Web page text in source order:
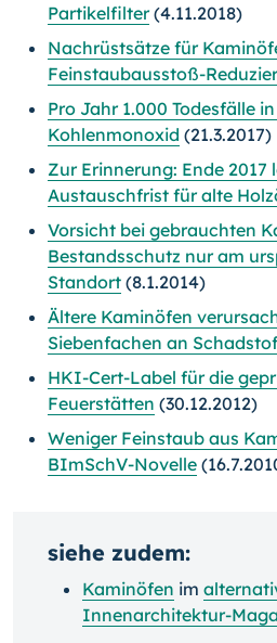
Partikelfilter(4.11.2018)
Nachrüstsätze für
Feinstaubausstoß-
Pro Jahr 1.000 Todesfälle
Kohlenmonoxid (21.3.2017)
Zur Erinnerung: Ende 2017
Austauschfrist für alte
Vorsicht bei gebrauchten
Bestandsschutz nur am
Standort (8.1.2014)
Ältere Kaminöfen
Siebenfachen an
HKI-Cert-Label für die
Feuerstätten (30.12.2012)
Weniger Feinstaub aus
BImSchV-Novelle
siehe zudem:
Kaminöfen im
Innenarchitektur-